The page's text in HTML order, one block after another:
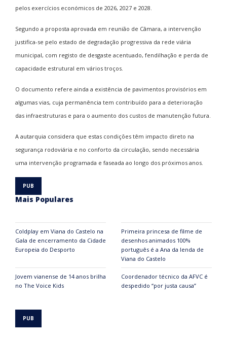
pelos exercícios económicos de 2026, 2027 e 2028.
Segundo a proposta aprovada em reunião de Câmara, a intervenção
justifica-se pelo estado de degradação progressiva da rede viária
municipal, com registo de desgaste acentuado, fendilhação e perda de
capacidade estrutural em vários troços.
O documento refere ainda a existência de pavimentos provisórios em
algumas vias, cuja permanência tem contribuído para a deterioração
das infraestruturas e para o aumento dos custos de manutenção futura.
A autarquia considera que estas condições têm impacto direto na
segurança rodoviária e no conforto da circulação, sendo necessária
uma intervenção programada e faseada ao longo dos próximos anos.
Mais Populares
Coldplay em Viana do Castelo na
Gala de encerramento da Cidade
Europeia do Desporto
Primeira princesa de filme de
desenhos animados 100%
português é a Ana da lenda de
Viana do Castelo
Jovem vianense de 14 anos brilha
no The Voice Kids
Coordenador técnico da AFVC é
despedido “por justa causa”